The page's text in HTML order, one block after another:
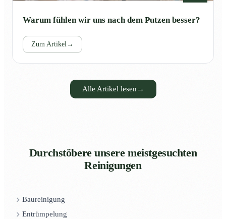
Warum fühlen wir uns nach dem Putzen besser?
Zum Artikel→
Alle Artikel lesen →
Durchstöbere unsere meistgesuchten
Reinigungen
Baureinigung
Entrümpelung